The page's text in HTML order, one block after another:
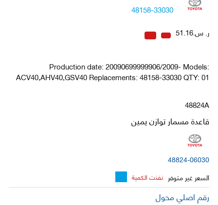
48158-33030
ر. س.51.16
Production date: 20090699999906/2009- Models:
ACV40,AHV40,GSV40 Replacements: 48158-33030 QTY: 01
48824A
قاعدة مسمار توازن يمين
48824-06030
السعر غير متوفر نفذت الكمية
رقم اصلي محول